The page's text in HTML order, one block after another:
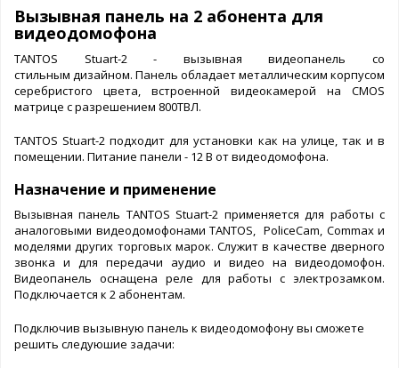
Вызывная панель на 2 абонента для
видеодомофона
TANTOS Stuart-2 - вызывная видеопанель со
стильным дизайном. Панель обладает металлическим корпусом
серебристого цвета, встроенной видеокамерой на CMOS
матрице с разрешением 800ТВЛ.
TANTOS Stuart-2 подходит для установки как на улице, так и в
помещении. Питание панели - 12 В от видеодомофона.
Назначение и применение
Вызывная панель TANTOS Stuart-2 применяется для работы с
аналоговыми видеодомофонами TANTOS, PoliceCam, Commax и
моделями других торговых марок. Служит в качестве дверного
звонка и для передачи аудио и видео на видеодомофон.
Видеопанель оснащена реле для работы с электрозамком.
Подключается к 2 абонентам.
Подключив вызывную панель к видеодомофону вы сможете
решить следуюшие задачи: